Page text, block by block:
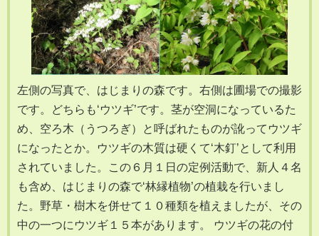
左側の写真で、はじまりの森です。右側は圃場での撮影
です。どちらも‘ウツギ’です。茎が空洞になっているた
め、空ろ木（うつろぎ）と呼ばれたものが訛ってウツギ
になったとか。ウツギの木質は硬くて‘木釘’として利用
されていました。この６月１日の定例活動で、新人４名
も含め、はじまりの森で‘林縁植物’の植栽を行いまし
た。野草・樹木を併せて１０種類を植えましたが、その
中の一つにウツギ１５本があります。 ウツギの花の付